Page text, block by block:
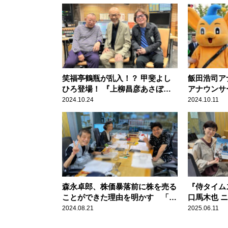
笑福亭鶴瓶が乱入！？ 甲斐よし
ひろ登場！ 『上柳昌彦あさぼら
け』ウルトラヒットの道標​
2024.10.24
飯田浩司
アナウン
署長に！
を守るた
ましょう！
2024.10.11
森永卓郎、株価暴落前に株を売る
ことができた理由を明かす 「繁
栄なんて永遠に続くわけがない」
2024.08.21
『侍タイ
口馬木也
演！『高
2025.06.11